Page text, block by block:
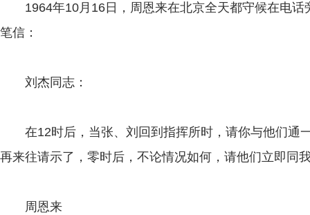
1964年10月16日，周恩来在北京全天都守候在电话
笔信：
刘杰同志：
在12时后，当张、刘回到指挥所时，请你与他们通
再来往请示了，零时后，不论情况如何，请他们立即同
周恩来